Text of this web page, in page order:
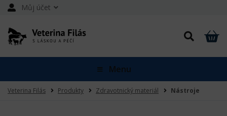
Můj účet
Menu
Veterina Filás Produkty Zdravotnický materiál Nástroje